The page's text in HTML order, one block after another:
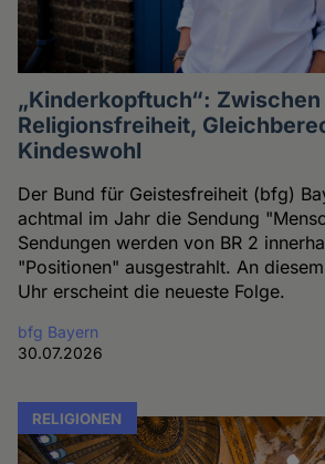
„Kinderkopftuch“: Zwischen
Religionsfreiheit,
Kindeswohl
Der Bund für Geistesfreiheit (bfg)
achtmal im Jahr die Sendung
Sendungen werden von BR 2
"Positionen" ausgestrahlt. An
Uhr erscheint die neueste Folge.
bfg Bayern
30.07.2026
RELIGIONEN